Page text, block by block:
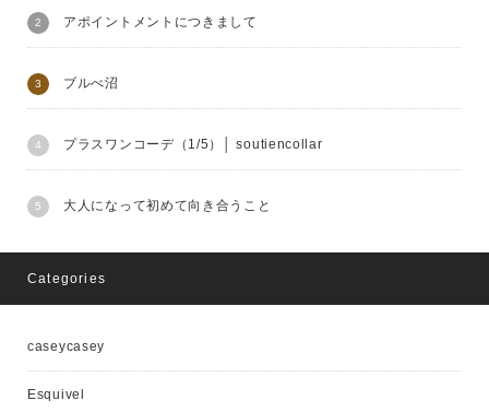
アポイントメントにつきまして
ブルべ沼
プラスワンコーデ（1/5）│ soutiencollar
大人になって初めて向き合うこと
Categories
caseycasey
Esquivel